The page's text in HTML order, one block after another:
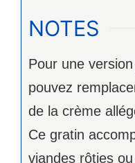
NOTES
Pour une
pouvez
de la crème
Ce gratin
viandes rôties